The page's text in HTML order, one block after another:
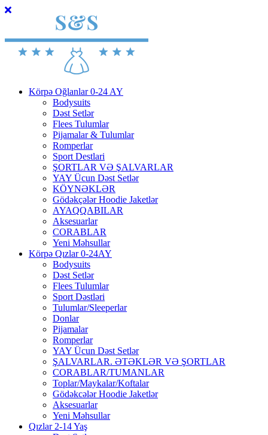
Körpə Oğlanlar 0-24 AY
Bodysuits
Dəst Setlər
Flees Tulumlar
Pijamalar & Tulumlar
Romperlar
Sport Destlari
ŞORTLAR VƏ ŞALVARLAR
YAY Ücun Dəst Setlər
KÖYNƏKLƏR
Gödəkçələr Hoodie Jaketlər
AYAQQABILAR
Aksesuarlar
CORABLAR
Yeni Məhsullar
Körpə Qızlar 0-24AY
Bodysuits
Dəst Setlər
Flees Tulumlar
Sport Dəstləri
Tulumlar/Sleeperlar
Donlar
Pijamalar
Romperlar
YAY Ücun Dəst Setlər
ŞALVARLAR. ƏTƏKLƏR VƏ ŞORTLAR
CORABLAR/TUMANLAR
Toplar/Maykalar/Koftalar
Gödəkcələr Hoodie Jaketlər
Aksesuarlar
Yeni Məhsullar
Qızlar 2-14 Yaş